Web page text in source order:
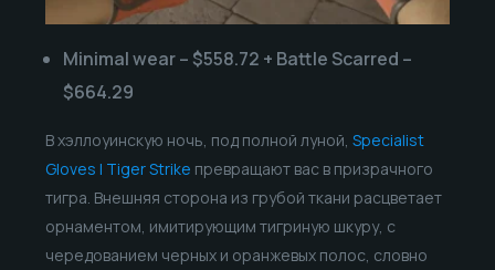
Minimal wear – $558.72 + Battle Scarred –
$664.29
В хэллоуинскую ночь, под полной луной, Specialist
Gloves | Tiger Strike превращают вас в призрачного
тигра. Внешняя сторона из грубой ткани расцветает
орнаментом, имитирующим тигриную шкуру, с
чередованием черных и оранжевых полос, словно